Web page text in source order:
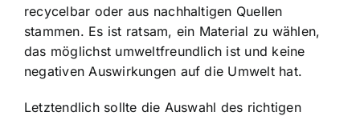
recycelbar oder aus nachhaltigen Quellen
stammen. Es ist ratsam, ein Material zu wählen,
das möglichst umweltfreundlich ist und keine
negativen Auswirkungen auf die Umwelt hat.
Letztendlich sollte die Auswahl des richtigen